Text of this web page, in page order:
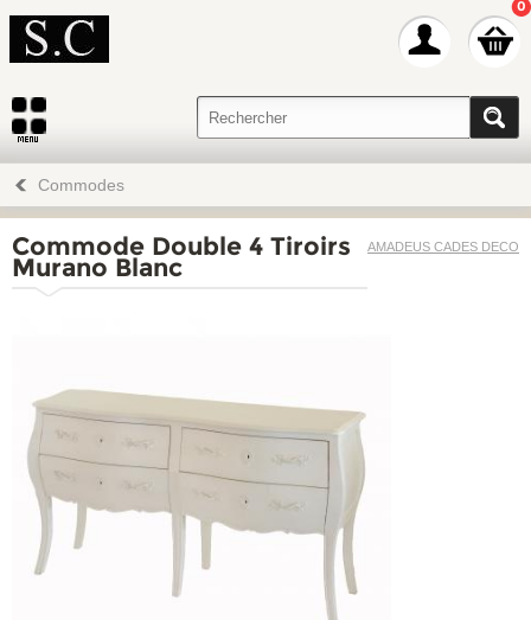
0
Commodes
AMADEUS CADES DECO
Commode Double 4 Tiroirs
Murano Blanc